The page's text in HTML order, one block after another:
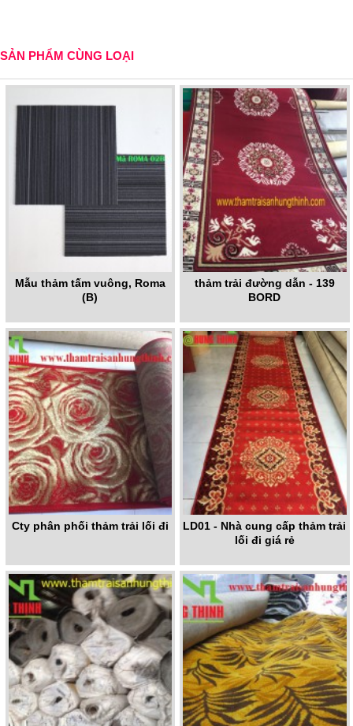
SẢN PHẨM CÙNG LOẠI
Mẫu thảm tấm vuông, Roma
(B)
thảm trải đường dẫn - 139
BORD
Cty phân phối thảm trải lối đi
LD01 - Nhà cung cấp thảm trải
lối đi giá rẻ